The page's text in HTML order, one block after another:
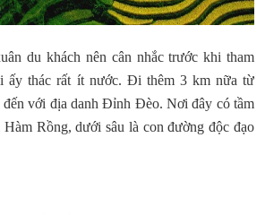
du khách nên cân nhắc trước khi tham
ấy thác rất ít nước. Đi thêm 3 km nữa từ
đến với địa danh Đỉnh Đèo. Nơi đây có tầm
Rồng, dưới sâu là con đường độc đạo